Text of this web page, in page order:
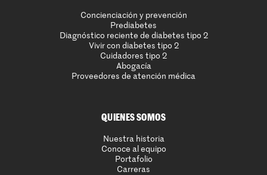
Concienciación y prevención
Prediabetes
Diagnóstico reciente de diabetes tipo 2
Vivir con diabetes tipo 2
Cuidadores tipo 2
Abogacía
Proveedores de atención médica
QUIENES SOMOS
Nuestra historia
Conoce al equipo
Portafolio
Carreras